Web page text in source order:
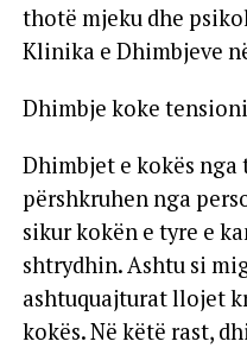
thotë mjeku dhe
Klinika e Dhimbjeve
Dhimbje koke tensioni
Dhimbjet e kokës nga
përshkruhen nga
sikur kokën e tyre e
shtrydhin. Ashtu si
ashtuquajturat llojet
kokës. Në këtë rast,